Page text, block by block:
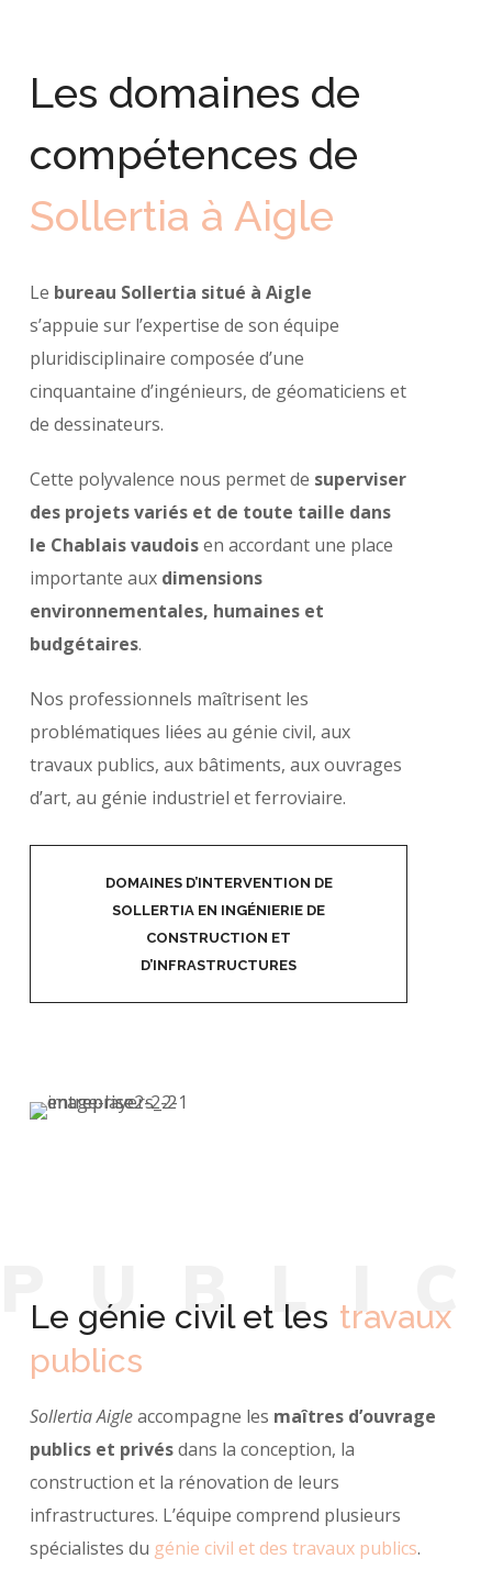
Les domaines de
compétences de
Sollertia à Aigle
Le bureau Sollertia situé à Aigle
s’appuie sur l’expertise de son équipe
pluridisciplinaire composée d’une
cinquantaine d’ingénieurs, de géomaticiens et
de dessinateurs.
Cette polyvalence nous permet de superviser
des projets variés et de toute taille dans
le Chablais vaudoisen accordant une place
importante aux dimensions
environnementales, humaines et
budgétaires.
Nos professionnels maîtrisent les
problématiques liées au génie civil, aux
travaux publics, aux bâtiments, aux ouvrages
d’art, au génie industriel et ferroviaire.
DOMAINES D’INTERVENTION DE
SOLLERTIA EN INGÉNIERIE DE
CONSTRUCTION ET
D’INFRASTRUCTURES
PUBLI
Le génie civil et les travaux
publics
Sollertia Aigleaccompagne les maîtres d’ouvrage
publics et privésdans la conception, la
construction et la rénovation de leurs
infrastructures. L’équipe comprend plusieurs
spécialistes du génie civil et des travaux publics.